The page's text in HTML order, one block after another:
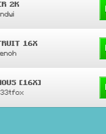
2K
16X
[16X]